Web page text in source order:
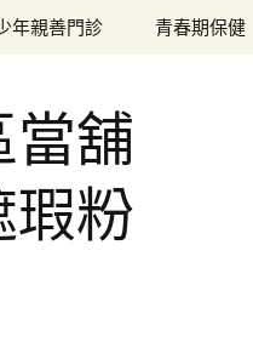
年親善門診 青春期保健
當舖
瑕粉